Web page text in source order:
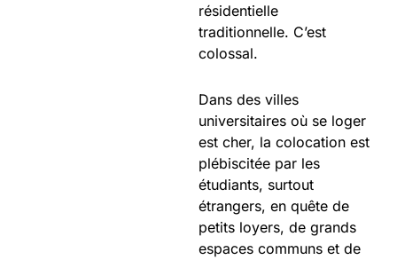
résidentielle
traditionnelle. C’est
colossal.
Dans des villes
universitaires où se loger
est cher, la colocation est
plébiscitée par les
étudiants, surtout
étrangers, en quête de
petits loyers, de grands
espaces communs et de